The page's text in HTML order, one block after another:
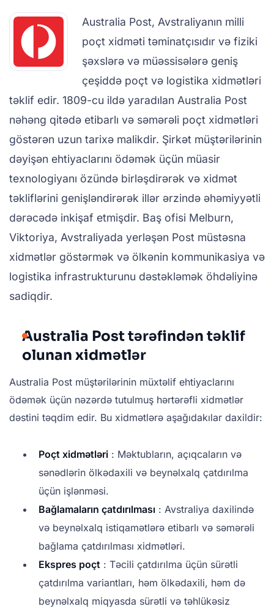
Australia Post, Avstraliyanın milli
poçt xidməti təminatçısıdır və fiziki
şəxslərə və müəssisələrə geniş
çeşiddə poçt və logistika xidmətləri
təklif edir. 1809-cu ildə yaradılan Australia Post
nəhəng qitədə etibarlı və səmərəli poçt xidmətləri
göstərən uzun tarixə malikdir. Şirkət müştərilərinin
dəyişən ehtiyaclarını ödəmək üçün müasir
texnologiyanı özündə birləşdirərək və xidmət
təkliflərini genişləndirərək illər ərzində əhəmiyyətli
dərəcədə inkişaf etmişdir. Baş ofisi Melburn,
Viktoriya, Avstraliyada yerləşən Post müstəsna
xidmətlər göstərmək və ölkənin kommunikasiya və
logistika infrastrukturunu dəstəkləmək öhdəliyinə
sadiqdir.
Australia Post tərəfindən təklif
olunan xidmətlər
Australia Post müştərilərinin müxtəlif ehtiyaclarını
ödəmək üçün nəzərdə tutulmuş hərtərəfli xidmətlər
dəstini təqdim edir. Bu xidmətlərə aşağıdakılar daxildir:
Poçt xidmətləri : Məktubların, açıqcaların və
sənədlərin ölkədaxili və beynəlxalq çatdırılma
üçün işlənməsi.
Bağlamaların çatdırılması : Avstraliya daxilində
və beynəlxalq istiqamətlərə etibarlı və səmərəli
bağlama çatdırılması xidmətləri.
Ekspres poçt : Təcili çatdırılma üçün sürətli
çatdırılma variantları, həm ölkədaxili, həm də
beynəlxalq miqyasda sürətli və təhlükəsiz